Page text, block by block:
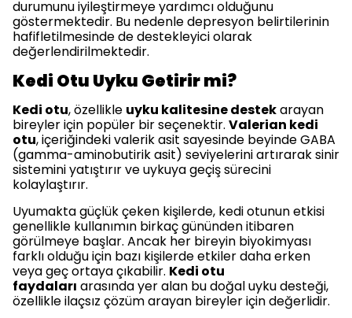
durumunu iyileştirmeye yardımcı olduğunu
göstermektedir. Bu nedenle depresyon belirtilerinin
hafifletilmesinde de destekleyici olarak
değerlendirilmektedir.
Kedi Otu Uyku Getirir mi?
Kedi otu, özellikle uyku kalitesine destekarayan
bireyler için popüler bir seçenektir. Valerian kedi
otu, içeriğindeki valerik asit sayesinde beyinde GABA
(gamma-aminobutirik asit) seviyelerini artırarak sinir
sistemini yatıştırır ve uykuya geçiş sürecini
kolaylaştırır.
Uyumakta güçlük çeken kişilerde, kedi otunun etkisi
genellikle kullanımın birkaç gününden itibaren
görülmeye başlar. Ancak her bireyin biyokimyası
farklı olduğu için bazı kişilerde etkiler daha erken
veya geç ortaya çıkabilir. Kedi otu
faydaları arasında yer alan bu doğal uyku desteği,
özellikle ilaçsız çözüm arayan bireyler için değerlidir.